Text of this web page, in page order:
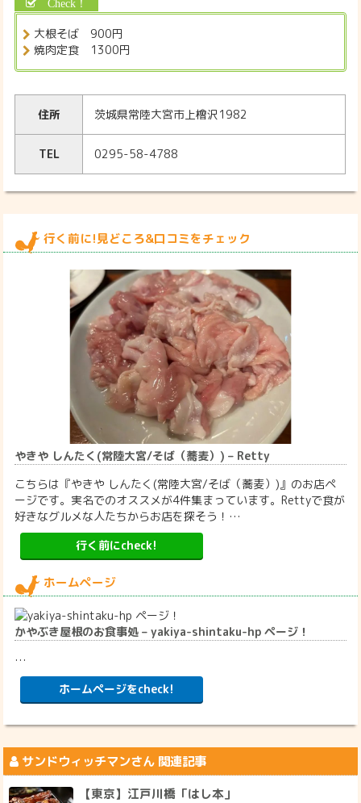
大根そば 900円
焼肉定食 1300円
住所 茨城県常陸大宮市上檜沢1982
TEL 0295-58-4788
行く前に!見どころ&口コミをチェック
やきや しんたく(常陸大宮/そば（蕎麦）) – Retty
こちらは『やきや しんたく(常陸大宮/そば（蕎麦）)』のお店ペ
ージです。実名でのオススメが4件集まっています。Rettyで食が
好きなグルメな人たちからお店を探そう！…
行く前にcheck!
ホームページ
かやぶき屋根のお食事処 – yakiya-shintaku-hp ページ！
…
ホームページをcheck!
サンドウィッチマンさん 関連記事
【東京】江戸川橋「はし本」